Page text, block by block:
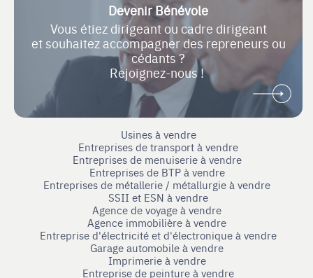
Devenir Bénévole
Vous étiez dirigeant ou cadre dirigeant
et souhaitez accompagner des repreneurs ou
cédants ?
Rejoignez-nous !
Usines à vendre
Entreprises de transport à vendre
Entreprises de menuiserie à vendre
Entreprises de BTP à vendre
Entreprises de métallerie / métallurgie à vendre
SSII et ESN à vendre
Agence de voyage à vendre
Agence immobilière à vendre
Entreprise d'électricité et d'électronique à vendre
Garage automobile à vendre
Imprimerie à vendre
Entreprise de peinture à vendre